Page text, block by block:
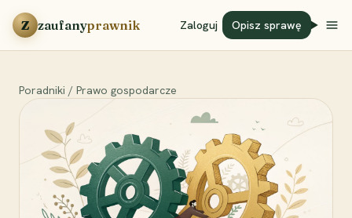
Przejdź do treści
Z zaufanyprawnik Zaloguj Opisz sprawę
Poradniki / Prawo gospodarcze